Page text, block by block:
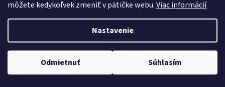
môžete kedykoľvek zmeniť v pätičke webu.Viac informácií
Nastavenie
Odmietnuť Súhlasím